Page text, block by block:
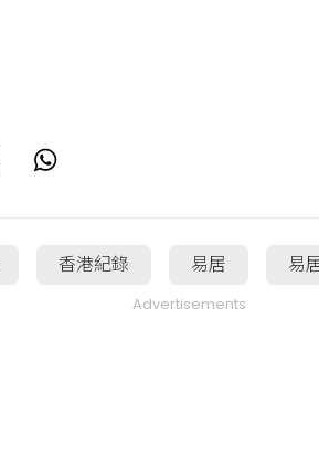
香港紀錄 易居 易
Advertisements